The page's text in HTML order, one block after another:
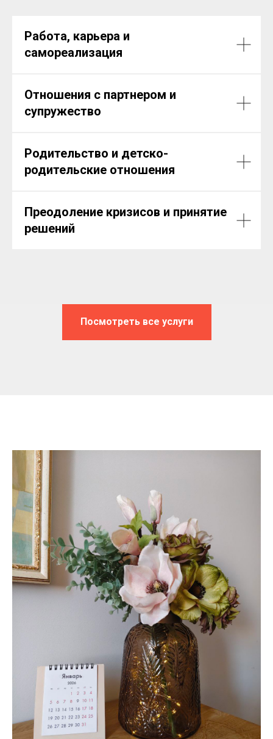
Работа, карьера и
самореализация
Отношения с партнером и
супружество
Родительство и детско-
родительские отношения
Преодоление кризисов и принятие
решений
Посмотреть все услуги